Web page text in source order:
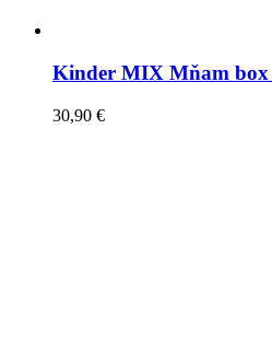
Kinder MIX Mňam box
30,90 €